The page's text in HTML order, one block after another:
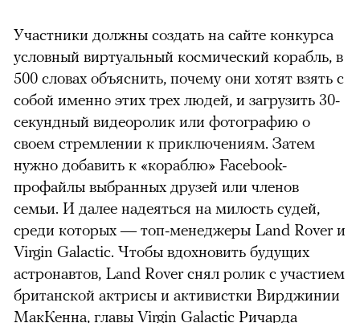
00:00/00:00
можно через
Участники должны создать на сайте конкурса
условный виртуальный космический корабль, в
500 словах объяснить, почему они хотят взять с
собой именно этих трех людей, и загрузить 30-
секундный видеоролик или фотографию о
своем стремлении к приключениям. Затем
нужно добавить к «кораблю» Facebook-
профайлы выбранных друзей или членов
семьи. И далее надеяться на милость судей,
среди которых — топ-менеджеры Land Rover и
Virgin Galactic. Чтобы вдохновить будущих
астронавтов, Land Rover снял ролик с участием
британской актрисы и активистки Вирджинии
МакКенна, главы Virgin Galactic Ричарда